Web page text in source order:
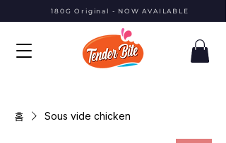
180G Original - NOW AVAILABLE
홈 Sous vide chicken